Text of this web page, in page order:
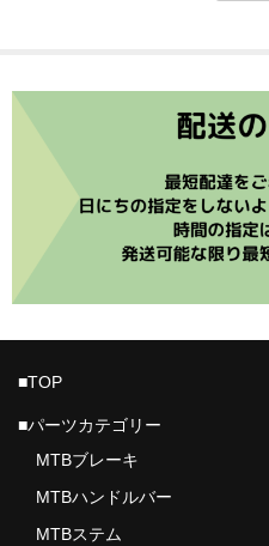
Vittoria
RIDE WRAP
プライバシーポリシー
店舗ホームページ
■TOP
■パーツカテゴリー
MTBブレーキ
MTBハンドルバー
MTBステム